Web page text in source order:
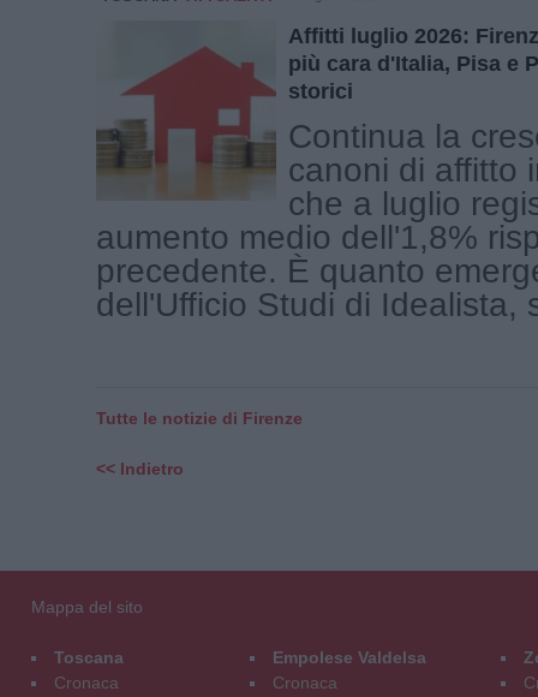
Affitti luglio 2026:
più cara d'Italia, Pisa e
storici
Continua la
canoni di affitto
che a luglio
aumento medio dell'1,8%
precedente. È quanto
dell'Ufficio Studi di Idealista,
Tutte le notizie di Firenze
<< Indietro
Mappa del sito
Toscana
Cronaca
Empolese Valdelsa
Cronaca